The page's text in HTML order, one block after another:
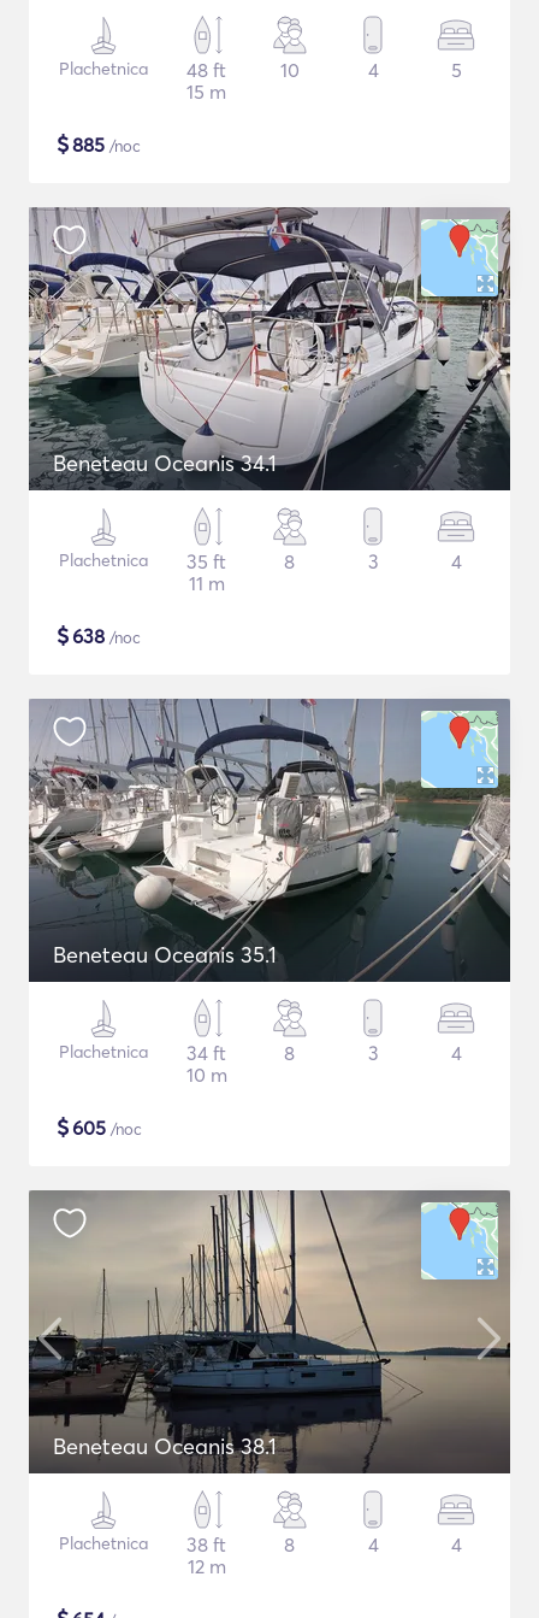
Plachetnica
48 ft
15 m
10 4 5
$885 /noc
Beneteau Oceanis 34.1
Plachetnica
35 ft
11 m
8 3 4
$638 /noc
Beneteau Oceanis 35.1
Plachetnica
34 ft
10 m
8 3 4
$605 /noc
Beneteau Oceanis 38.1
Plachetnica
38 ft
12 m
8 4 4